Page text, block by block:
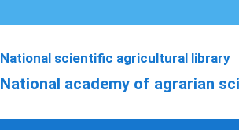
National scientific agricultural library
National academy of agrarian